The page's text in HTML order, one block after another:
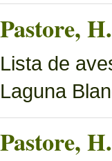
Pastore,
Lista de
Laguna
Pastore,